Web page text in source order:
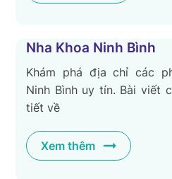
Nha Khoa Ninh Bình
Khám phá địa chỉ các
Ninh Bình uy tín. Bài viết
tiết về
Xem thêm